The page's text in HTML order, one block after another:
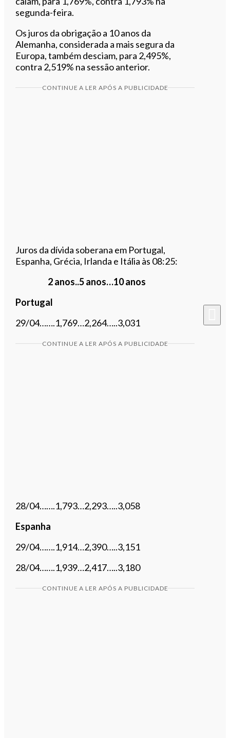
segunda-feira.
Os juros da obrigação a 10 anos da
Alemanha, considerada a mais segura da
Europa, também desciam, para 2,495%,
contra 2,519% na sessão anterior.
CONTINUE A LER APÓS A PUBLICIDADE
Juros da dívida soberana em Portugal,
Espanha, Grécia, Irlanda e Itália às 08:25:
2 anos..5 anos…10 anos
Portugal
29/04…….1,769…2,264…..3,031
CONTINUE A LER APÓS A PUBLICIDADE
28/04…….1,793…2,293…..3,058
Espanha
29/04…….1,914…2,390…..3,151
28/04…….1,939…2,417…..3,180
CONTINUE A LER APÓS A PUBLICIDADE